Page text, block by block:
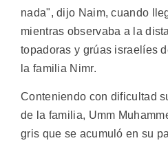
nada", dijo Naim, cuando
mientras observaba a la
topadoras y grúas israelíes
la familia Nimr.
Conteniendo con dificultad
de la familia, Umm
gris que se acumuló en su